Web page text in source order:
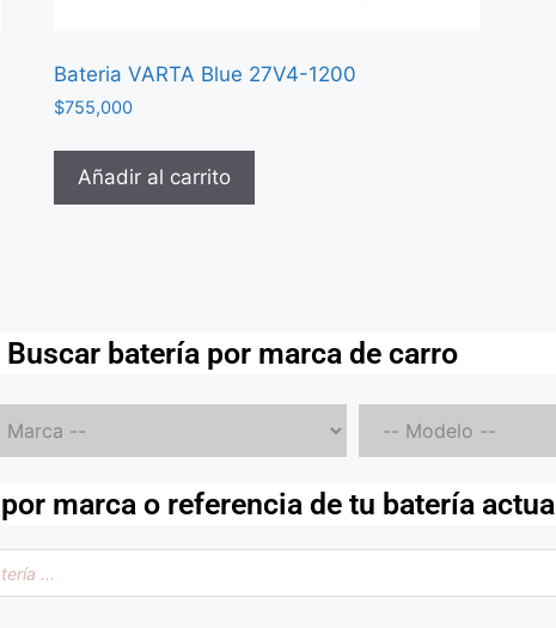
Bateria VARTA Blue 27V4-1200
$755,000
Añadir al carrito
Buscar batería por marca de carro
marca o referencia de tu batería actual